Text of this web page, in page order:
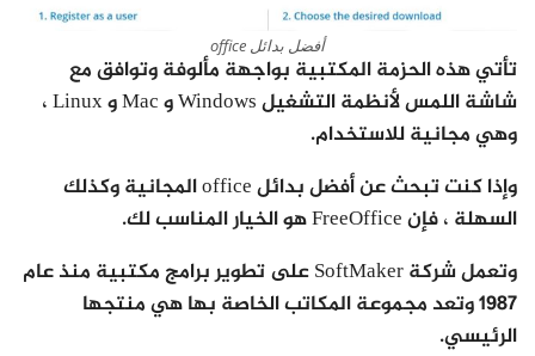
أفضل بدائل office
تأتي هذه الحزمة المكتبية بواجهة مألوفة وتوافق مع
شاشة اللمس لأنظمة التشغيل Windows و Mac و Linux ،
وهي مجانية للاستخدام.
وإذا كنت تبحث عن أفضل بدائل office المجانية وكذلك
السهلة ، فإن FreeOffice هو الخيار المناسب لك.
وتعمل شركة SoftMaker على تطوير برامج مكتبية منذ عام
1987 وتعد مجموعة المكاتب الخاصة بها هي منتجها
الرئيسي.